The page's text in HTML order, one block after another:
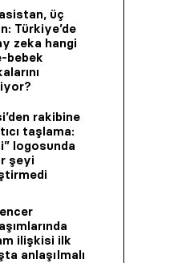
üç
Türkiye’de
zeka hangi
bebek
rakibine
taşlama:
logosunda
şeyi
ilişkisi ilk
anlaşılmalı